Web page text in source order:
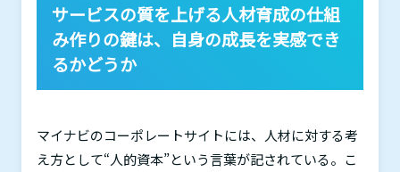
サービスの質を上げる人材育成の仕組
み作りの鍵は、自身の成長を実感でき
るかどうか
マイナビのコーポレートサイトには、人材に対する考
え方として“人的資本”という言葉が記されている。こ